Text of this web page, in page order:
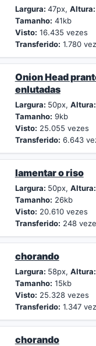
Largura: 47px, Altura:
Tamanho: 41kb
Visto: 16.435 vezes
Transferido: 1.780
Onion Head
enlutadas
Largura: 50px, Altura:
Tamanho: 9kb
Visto: 25.055 vezes
Transferido: 6.643
lamentar o riso
Largura: 50px, Altura:
Tamanho: 26kb
Visto: 20.610 vezes
Transferido: 248
chorando
Largura: 58px, Altura:
Tamanho: 15kb
Visto: 25.328 vezes
Transferido: 1.347
chorando